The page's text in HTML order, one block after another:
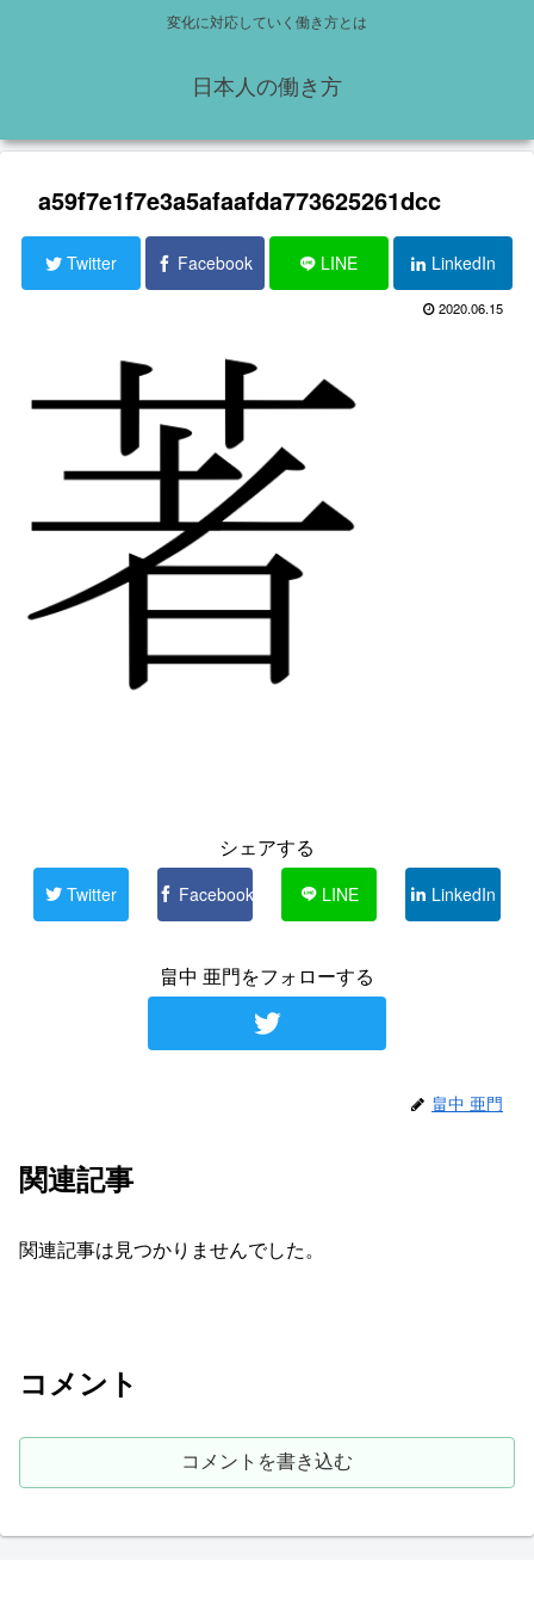
変化に対応していく働き方とは
日本人の働き方
a59f7e1f7e3a5afaafda773625261dcc
Twitter Facebook LINE LinkedIn
2020.06.15
シェアする
Twitter Facebook LINE LinkedIn
畠中 亜門をフォローする
畠中 亜門
関連記事
関連記事は見つかりませんでした。
コメント
コメントを書き込む